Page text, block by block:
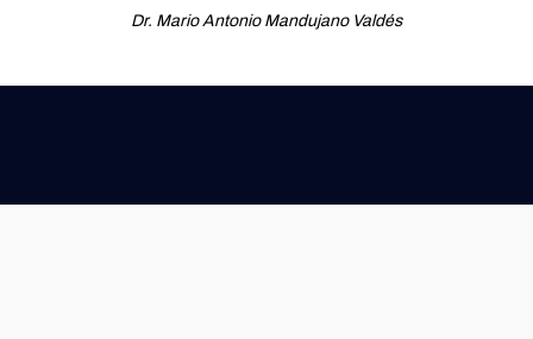
Dr. Mario Antonio Mandujano Valdés